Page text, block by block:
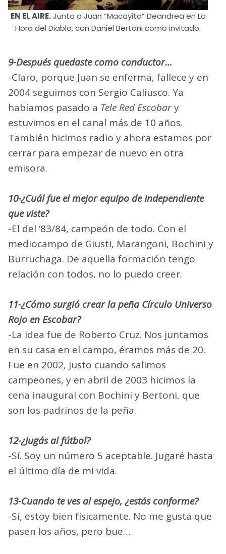
EN EL AIRE.Junto a Juan “Macayita” Deandrea en La
Hora del Diablo, con Daniel Bertoni como invitado.
9-Después quedaste como conductor…
-Claro, porque Juan se enferma, fallece y en
2004 seguimos con Sergio Caliusco. Ya
habíamos pasado a Tele Red Escobary
estuvimos en el canal más de 10 años.
También hicimos radio y ahora estamos por
cerrar para empezar de nuevo en otra
emisora.
10-¿Cuál fue el mejor equipo de Independiente
que viste?
-El del ‘83/84, campeón de todo. Con el
mediocampo de Giusti, Marangoni, Bochini y
Burruchaga. De aquella formación tengo
relación con todos, no lo puedo creer.
11-¿Cómo surgió crear la peña Círculo Universo
Rojo en Escobar?
-La idea fue de Roberto Cruz. Nos juntamos
en su casa en el campo, éramos más de 20.
Fue en 2002, justo cuando salimos
campeones, y en abril de 2003 hicimos la
cena inaugural con Bochini y Bertoni, que
son los padrinos de la peña.
12-¿Jugás al fútbol?
-Sí. Soy un número 5 aceptable. Jugaré hasta
el último día de mi vida.
13-Cuando te ves al espejo, ¿estás conforme?
-Sí, estoy bien físicamente. No me gusta que
pasen los años, pero bue…